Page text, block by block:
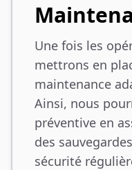
Une fois les
mettrons en
maintenance
Ainsi, nous
préventive en
des
sécurité